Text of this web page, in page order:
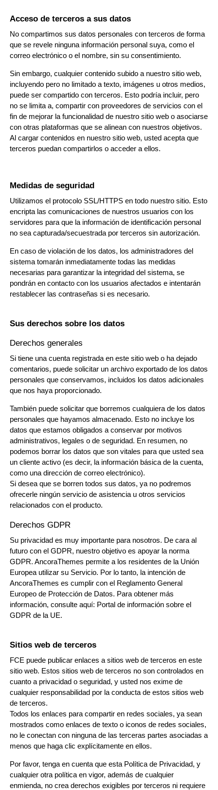
Acceso de terceros a sus datos
No compartimos sus datos personales con terceros de forma
que se revele ninguna información personal suya, como el
correo electrónico o el nombre, sin su consentimiento.
Sin embargo, cualquier contenido subido a nuestro sitio web,
incluyendo pero no limitado a texto, imágenes u otros medios,
puede ser compartido con terceros. Esto podría incluir, pero
no se limita a, compartir con proveedores de servicios con el
fin de mejorar la funcionalidad de nuestro sitio web o asociarse
con otras plataformas que se alinean con nuestros objetivos.
Al cargar contenidos en nuestro sitio web, usted acepta que
terceros puedan compartirlos o acceder a ellos.
Medidas de seguridad
Utilizamos el protocolo SSL/HTTPS en todo nuestro sitio. Esto
encripta las comunicaciones de nuestros usuarios con los
servidores para que la información de identificación personal
no sea capturada/secuestrada por terceros sin autorización.
En caso de violación de los datos, los administradores del
sistema tomarán inmediatamente todas las medidas
necesarias para garantizar la integridad del sistema, se
pondrán en contacto con los usuarios afectados e intentarán
restablecer las contraseñas si es necesario.
Sus derechos sobre los datos
Derechos generales
Si tiene una cuenta registrada en este sitio web o ha dejado
comentarios, puede solicitar un archivo exportado de los datos
personales que conservamos, incluidos los datos adicionales
que nos haya proporcionado.
También puede solicitar que borremos cualquiera de los datos
personales que hayamos almacenado. Esto no incluye los
datos que estamos obligados a conservar por motivos
administrativos, legales o de seguridad. En resumen, no
podemos borrar los datos que son vitales para que usted sea
un cliente activo (es decir, la información básica de la cuenta,
como una dirección de correo electrónico).
Si desea que se borren todos sus datos, ya no podremos
ofrecerle ningún servicio de asistencia u otros servicios
relacionados con el producto.
Derechos GDPR
Su privacidad es muy importante para nosotros. De cara al
futuro con el GDPR, nuestro objetivo es apoyar la norma
GDPR. AncoraThemes permite a los residentes de la Unión
Europea utilizar su Servicio. Por lo tanto, la intención de
AncoraThemes es cumplir con el Reglamento General
Europeo de Protección de Datos. Para obtener más
información, consulte aquí: Portal de información sobre el
GDPR de la UE.
Sitios web de terceros
FCE puede publicar enlaces a sitios web de terceros en este
sitio web. Estos sitios web de terceros no son controlados en
cuanto a privacidad o seguridad, y usted nos exime de
cualquier responsabilidad por la conducta de estos sitios web
de terceros.
Todos los enlaces para compartir en redes sociales, ya sean
mostrados como enlaces de texto o iconos de redes sociales,
no le conectan con ninguna de las terceras partes asociadas a
menos que haga clic explícitamente en ellos.
Por favor, tenga en cuenta que esta Política de Privacidad, y
cualquier otra política en vigor, además de cualquier
enmienda, no crea derechos exigibles por terceros ni requiere